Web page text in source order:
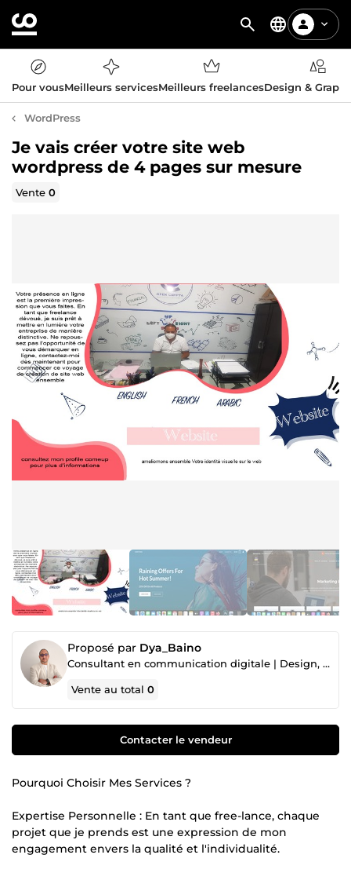
Pour vousMeilleurs servicesMeilleurs freelancesDesign &
WordPress
Je vais créer votre site web
wordpress de 4 pages sur mesure
Vente0
Proposé par Dya_Baino
Consultant en communication digitale | Design, WordPress & SEO
Vente au total0
Contacter le vendeur
Pourquoi Choisir Mes Services ?
Expertise Personnelle : En tant que free-lance, chaque
projet que je prends est une expression de mon
engagement envers la qualité et l'individualité.